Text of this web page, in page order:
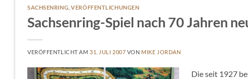
SACHSENRING ,VERÖFFENTLICHUNGEN
Sachsenring-Spiel nach 70 Jahren
VERÖFFENTLICHT AM31. JULI 2007 VON MIKE JORDAN
Die seit 1927